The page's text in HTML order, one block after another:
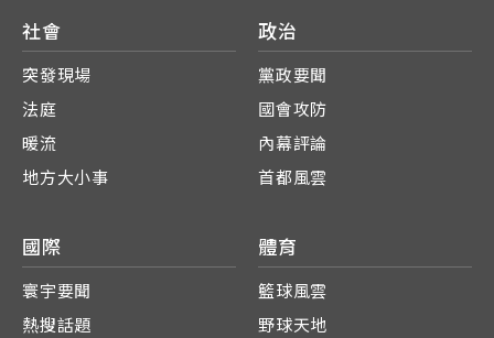
社會
突發現場
法庭
暖流
地方大小事
政治
黨政要聞
國會攻防
內幕評論
首都風雲
國際
寰宇要聞
熱搜話題
體育
籃球風雲
野球天地